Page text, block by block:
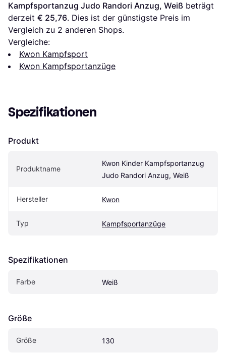
Kampfsportanzug Judo Randori Anzug, Weiß beträgt
derzeit € 25,76. Dies ist der günstigste Preis im
Vergleich zu 2 anderen Shops.
Vergleiche:
Kwon Kampfsport
Kwon Kampfsportanzüge
Spezifikationen
Produkt
Produktname
Kwon Kinder Kampfsportanzug
Judo Randori Anzug, Weiß
Hersteller Kwon
Typ Kampfsportanzüge
Spezifikationen
Farbe Weiß
Größe
Größe 130